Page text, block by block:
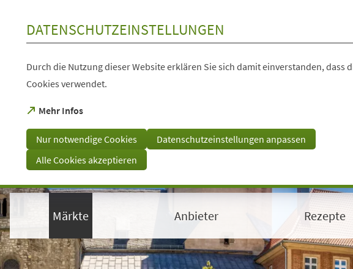
DATENSCHUTZEINSTELLUNGEN
Durch die Nutzung dieser Website erklären Sie sich damit einverstanden, dass
Cookies verwendet.
Mehr Infos
(Öffnet
einem
neuen
Tab)
Nur notwendige Cookies
Datenschutzeinstellungen anpassen
Alle Cookies akzeptieren
Märkte Anbieter Rezepte